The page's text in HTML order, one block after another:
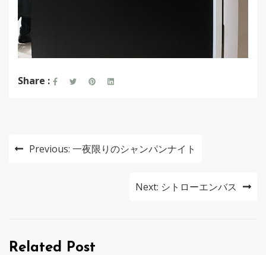
Share :
投
ー
Previous: 一夜限りのシャンパンナイト
Next: シトローエンバス
Related Post